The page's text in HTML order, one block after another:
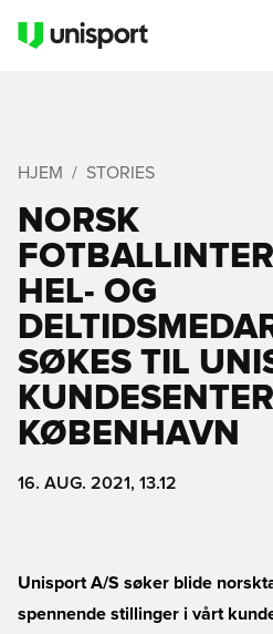
HJEM STORIES
NORSK
HEL- OG
SØKES TIL
KUNDESENTER
KØBENHAVN
16. AUG. 2021, 13.12
Unisport A/S søker blide
spennende stillinger i vårt